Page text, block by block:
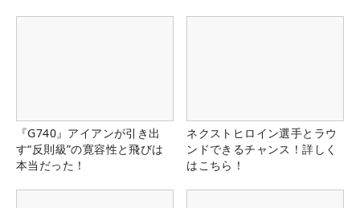
『G740』アイアンが引き出
す“反則級”の寛容性と飛びは
本当だった！
ネクストヒロイン選手とラウ
ンドできるチャンス！詳しく
はこちら！